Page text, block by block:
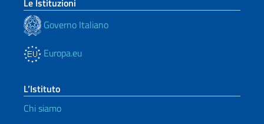
Le Istituzioni
Governo Italiano
Europa.eu
L’Istituto
Chi siamo